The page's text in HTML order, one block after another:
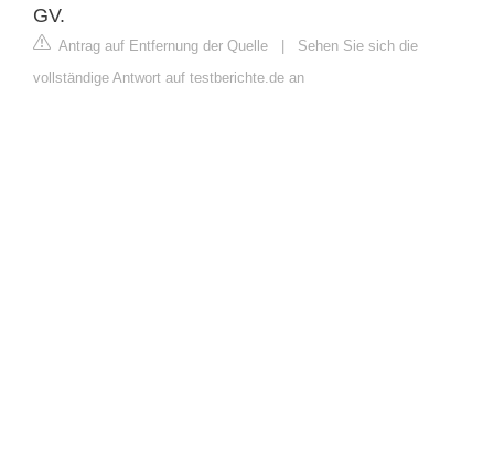
GV.
Antrag auf Entfernung der Quelle | Sehen Sie sich die
vollständige Antwort auf testberichte.de an